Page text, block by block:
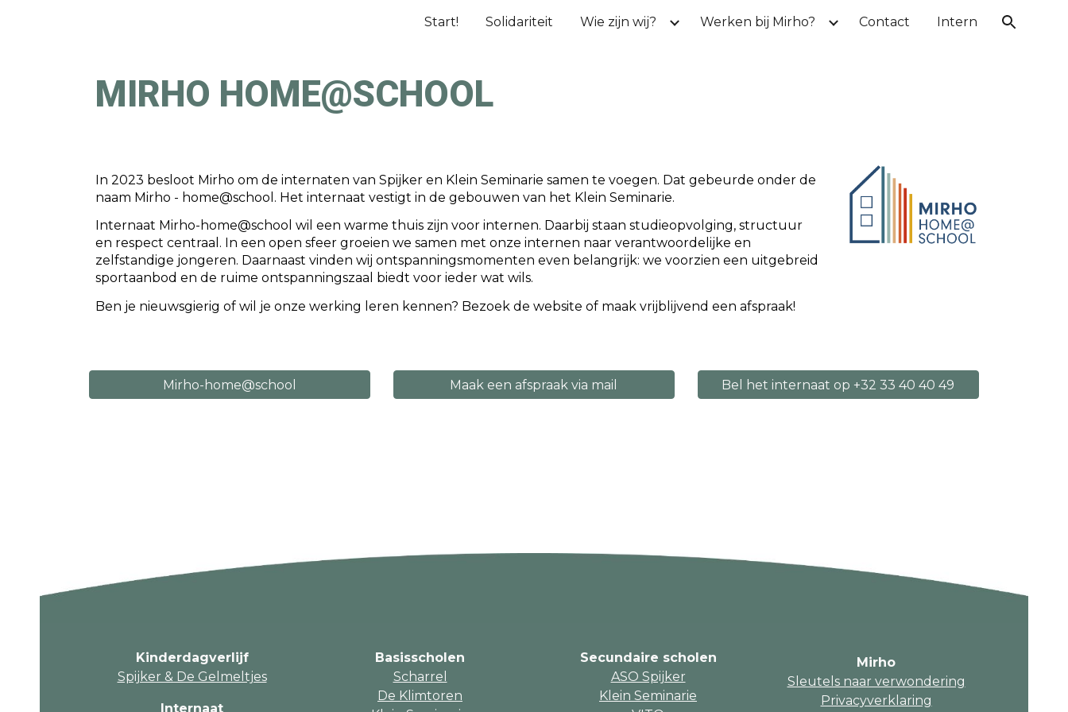
Skip to main content Skip to navigation
Start! Solidariteit Wie zijn wij? Werken bij Mirho? Contact Intern
MIRHO HOME@SCHOOL
In 2023 besloot Mirho om de internaten van Spijker en Klein Seminarie samen te voegen. Dat gebeurde onder de
naam Mirho - home@school. Het internaat vestigt in de gebouwen van het Klein Seminarie.
Internaat Mirho-home@school wil een warme thuis zijn voor internen. Daarbij staan studieopvolging, structuur
en respect centraal. In een open sfeer groeien we samen met onze internen naar verantwoordelijke en
zelfstandige jongeren. Daarnaast vinden wij ontspanningsmomenten even belangrijk: we voorzien een uitgebreid
sportaanbod en de ruime ontspanningszaal biedt voor ieder wat wils.
Ben je nieuwsgierig of wil je onze werking leren kennen? Bezoek de website of maak vrijblijvend een afspraak!
Mirho-home@school Maak een afspraak via mail Bel het internaat op +32 33 40 40 49
Kinderdagverlijf
Spijker & De Gelmeltjes
Internaat
Basisscholen
Scharrel
De Klimtoren
Secundaire scholen
ASO Spijker
Klein Seminarie
Mirho
Sleutels naar verwondering
Privacyverklaring